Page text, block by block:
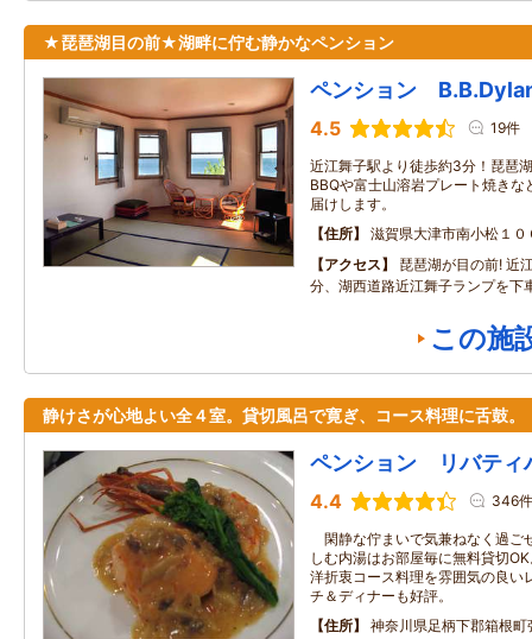
★琵琶湖目の前★湖畔に佇む静かなペンション
ペンション
4.5 19件
近江舞子駅より徒歩約3分！琵琶
BBQや富士山溶岩プレート焼き
届けします。
住所
滋賀県大津市南小松１０
アクセス
琵琶湖が目の前! 近
分、湖西道路近江舞子ランプを下
この施
静けさが心地よい全４室。貸切風呂で寛ぎ、コース料理に舌鼓。
ペンション リバティ
4.4 346件
閑静な佇まいで気兼ねなく過ご
しむ内湯はお部屋毎に無料貸切
洋折衷コース料理を雰囲気の良い
チ＆ディナーも好評。
住所
神奈川県足柄下郡箱根町